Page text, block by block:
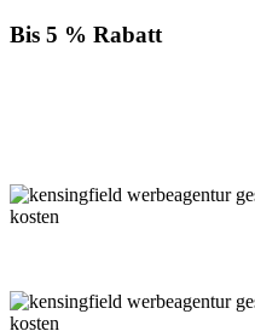
Bis 5 % Rabatt